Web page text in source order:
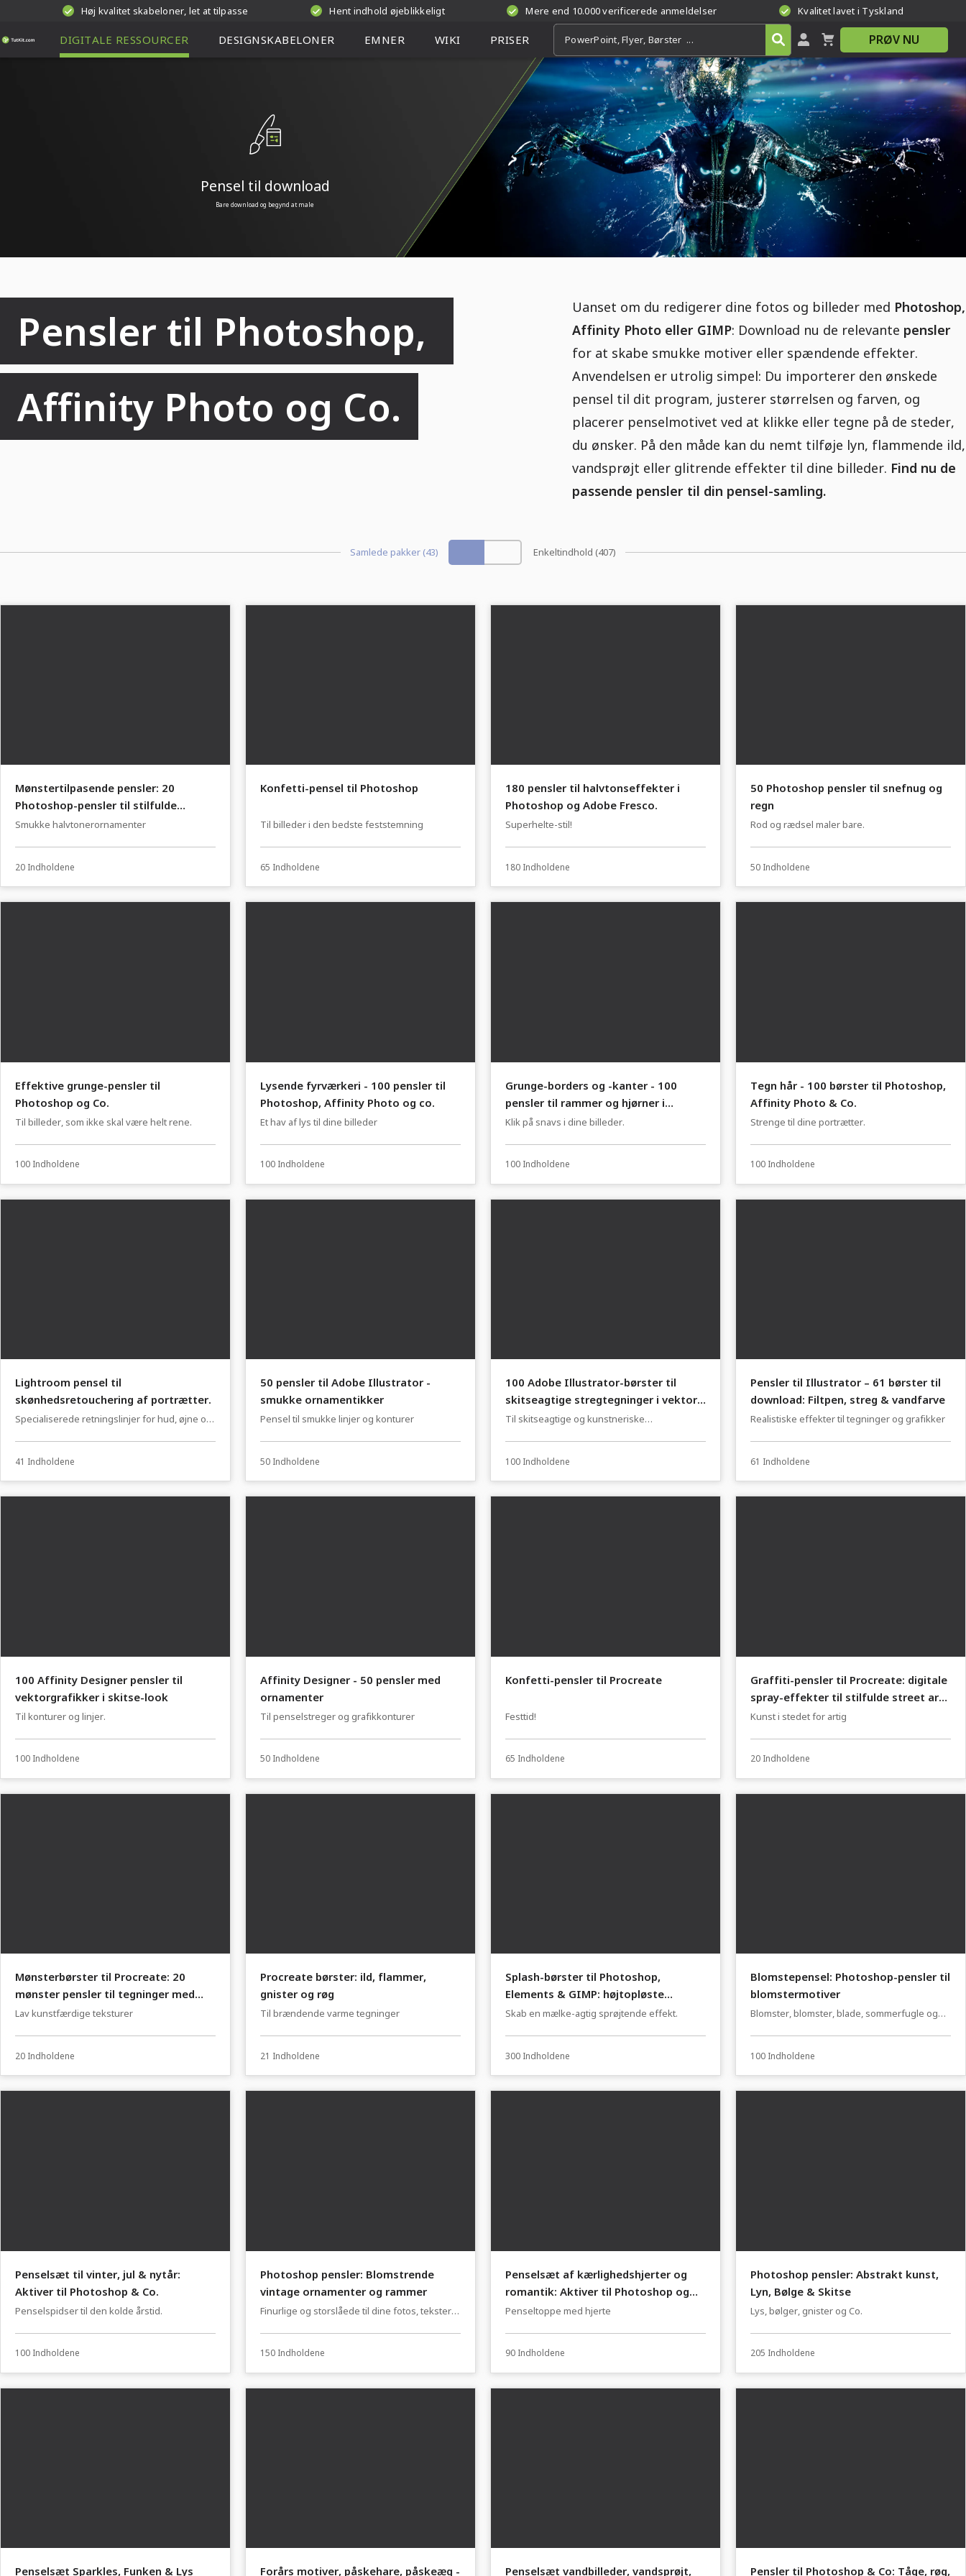
Høj kvalitet skabeloner, let at tilpasse Hent indhold øjeblikkeligt Mere end 10.000 verificerede anmeldelser Kvalitet lavet i Tyskland
DIGITALE RESSOURCER DESIGNSKABELONER EMNER WIKI PRISER PRØV NU
Pensel til download
Bare download og begynd at male
Pensler til Photoshop,
Affinity Photo og Co.
Uanset om du redigerer dine fotos og billeder med Photoshop,
Affinity Photo eller GIMP: Download nu de relevante pensler
for at skabe smukke motiver eller spændende effekter.
Anvendelsen er utrolig simpel: Du importerer den ønskede
pensel til dit program, justerer størrelsen og farven, og
placerer penselmotivet ved at klikke eller tegne på de steder,
du ønsker. På den måde kan du nemt tilføje lyn, flammende ild,
vandsprøjt eller glitrende effekter til dine billeder. Find nu de
passende pensler til din pensel-samling.
Samlede pakker (43) Enkeltindhold (407)
Mønstertilpasende pensler: 20
Photoshop-pensler til stilfulde
ornamentmønstre.
Smukke halvtonerornamenter
20 Indholdene
Konfetti-pensel til Photoshop
Til billeder i den bedste feststemning
65 Indholdene
180 pensler til halvtonseffekter i
Photoshop og Adobe Fresco.
Superhelte-stil!
180 Indholdene
50 Photoshop pensler til snefnug og
regn
Rod og rædsel maler bare.
50 Indholdene
Effektive grunge-pensler til
Photoshop og Co.
Til billeder, som ikke skal være helt rene.
100 Indholdene
Lysende fyrværkeri - 100 pensler til
Photoshop, Affinity Photo og co.
Et hav af lys til dine billeder
100 Indholdene
Grunge-borders og -kanter - 100
pensler til rammer og hjørner i
beskidt stil.
Klik på snavs i dine billeder.
100 Indholdene
Tegn hår - 100 børster til Photoshop,
Affinity Photo & Co.
Strenge til dine portrætter.
100 Indholdene
Lightroom pensel til
skønhedsretouchering af portrætter.
Specialiserede retningslinjer for hud, øjne og
41 Indholdene
50 pensler til Adobe Illustrator -
smukke ornamentikker
Pensel til smukke linjer og konturer
50 Indholdene
100 Adobe Illustrator-børster til
skitseagtige stregtegninger i vektor
kvalitet
Til skitseagtige og kunstneriske
100 Indholdene
Pensler til Illustrator – 61 børster til
download: Filtpen, streg & vandfarve
Realistiske effekter til tegninger og grafikker
61 Indholdene
100 Affinity Designer pensler til
vektorgrafikker i skitse-look
Til konturer og linjer.
100 Indholdene
Affinity Designer - 50 pensler med
ornamenter
Til penselstreger og grafikkonturer
50 Indholdene
Konfetti-pensler til Procreate
Festtid!
65 Indholdene
Graffiti-pensler til Procreate: digitale
spray-effekter til stilfulde street art-
elementer
Kunst i stedet for artig
20 Indholdene
Mønsterbørster til Procreate: 20
mønster pensler til tegninger med
strukturfølelse
Lav kunstfærdige teksturer
20 Indholdene
Procreate børster: ild, flammer,
gnister og røg
Til brændende varme tegninger
21 Indholdene
Splash-børster til Photoshop,
Elements & GIMP: højtopløste
mælkepensler.
Skab en mælke-agtig sprøjtende effekt.
300 Indholdene
Blomstepensel: Photoshop-pensler til
blomstermotiver
Blomster, blomster, blade, sommerfugle og
100 Indholdene
Penselsæt til vinter, jul & nytår:
Aktiver til Photoshop & Co.
Penselspidser til den kolde årstid.
100 Indholdene
Photoshop pensler: Blomstrende
vintage ornamenter og rammer
Finurlige og storslåede til dine fotos, tekster &
150 Indholdene
Penselsæt af kærlighedshjerter og
romantik: Aktiver til Photoshop og
lignende.
Penseltoppe med hjerte
90 Indholdene
Photoshop pensler: Abstrakt kunst,
Lyn, Bølge & Skitse
Lys, bølger, gnister og Co.
205 Indholdene
Penselsæt Sparkles, Funken & Lys Forårs motiver, påskehare, påskeæg - Penselsæt vandbilleder, vandsprøjt, Pensler til Photoshop & Co: Tåge, røg,